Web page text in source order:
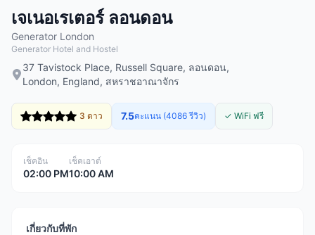
เจเนอเรเตอร์ ลอนดอน
Generator London
Generator Hotel and Hostel
37 Tavistock Place, Russell Square, ลอนดอน,
London, England, สหราชอาณาจักร
3 ดาว 7.5คะแนน (4086 รีวิว) ✓ WiFi ฟรี
เช็คอิน
02:00 PM
เช็คเอาต์
10:00 AM
เกี่ยวกับที่พัก